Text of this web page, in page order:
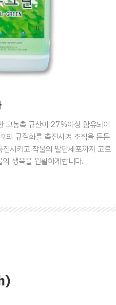
고농축 규산이 27%이상 함유되어
의 규질화를 촉진시켜 조직을 튼튼
시키고 작물의 말단세포까지 고르
생육을 원활하게합니다.